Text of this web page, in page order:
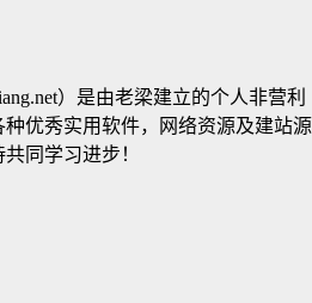
）是由老梁建立的个人非营利
优秀实用软件，网络资源及建站源
同学习进步！